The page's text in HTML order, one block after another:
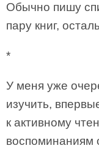
Обычно пишу
пару книг,
*
У меня уже
изучить,
к активному
воспоминаниям